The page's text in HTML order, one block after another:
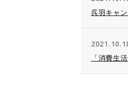
呉羽キャ
「消費生